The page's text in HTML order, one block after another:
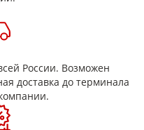
до 50 мкм включительно
от 50 до 76 мкм
%, не менее:
от 50России. Возможен
доставка до терминала